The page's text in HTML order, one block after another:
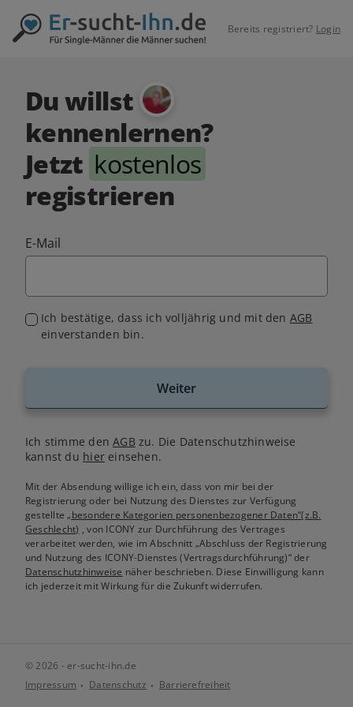
Bereits registriert? Login
Du willst
kennenlernen?
Jetzt kostenlos
registrieren
E-Mail
Ich bestätige, dass ich volljährig und mit den AGB
einverstanden bin.
Weiter
Ich stimme denAGB zu. Die Datenschutzhinweise
kannst du hiereinsehen.
Mit der Absendung willige ich ein, dass von mir bei der
Registrierung oder bei Nutzung des Dienstes zur Verfügung
gestellte„besondere Kategorien personenbezogener Daten“(z.B.
Geschlecht) , von ICONY zur Durchführung des Vertrages
verarbeitet werden, wie im Abschnitt „Abschluss der Registrierung
und Nutzung des ICONY-Dienstes (Vertragsdurchführung)“ der
Datenschutzhinweise näher beschrieben. Diese Einwilligung kann
ich jederzeit mit Wirkung für die Zukunft widerrufen.
© 2026 - er-sucht-ihn.de
Impressum
Datenschutz Barrierefreiheit